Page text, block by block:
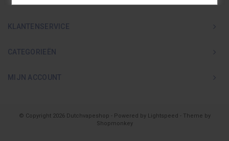
KLANTENSERVICE
CATEGORIEËN
MIJN ACCOUNT
© Copyright 2026 Dutchvapeshop - Powered by Lightspeed - Theme by
Shopmonkey